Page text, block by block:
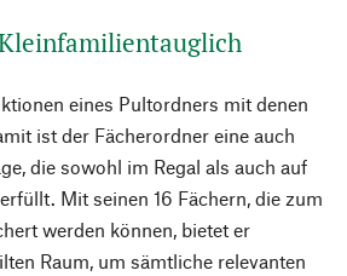
eines Pultordners mit denen
ist der Fächerordner eine auch
die sowohl im Regal als auch auf
Mit seinen 16 Fächern, die zum
werden können, bietet er
Raum, um sämtliche relevanten